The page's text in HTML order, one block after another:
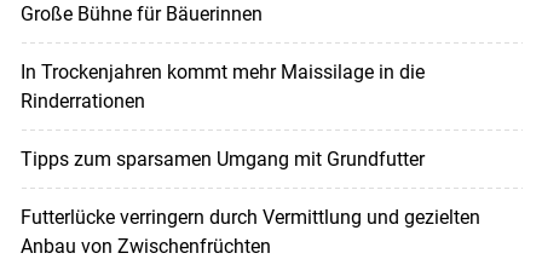
Große Bühne für Bäuerinnen
In Trockenjahren kommt mehr Maissilage in die
Rinderrationen
Tipps zum sparsamen Umgang mit Grundfutter
Futterlücke verringern durch Vermittlung und gezielten
Anbau von Zwischenfrüchten